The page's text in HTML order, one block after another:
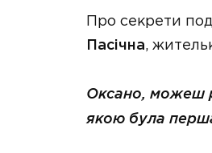
Про секрети
Пасічна,
Оксано, можеш
якою була